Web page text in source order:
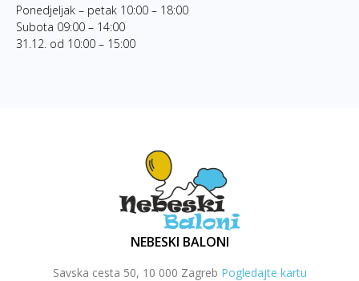
Ponedjeljak – petak 10:00 – 18:00
Subota 09:00 – 14:00
31.12. od 10:00 – 15:00
NEBESKI BALONI
Savska cesta 50, 10 000 Zagreb Pogledajte kartu